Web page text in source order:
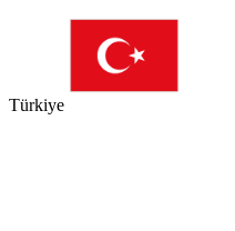
Türkiye